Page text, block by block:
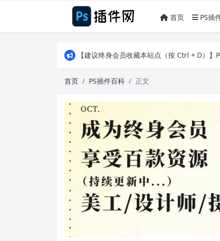
首页 PS插
【建议终身会员收藏本站点（按 Ctrl + D）】
【建议终身会员收藏本站点（按 Ctrl + D）】
首页 PS插件百科 正文